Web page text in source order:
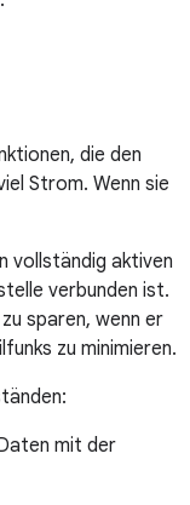
die den
Strom. Wenn sie
vollständig aktiven
verbunden ist.
sparen, wenn er
zu minimieren.
mit der